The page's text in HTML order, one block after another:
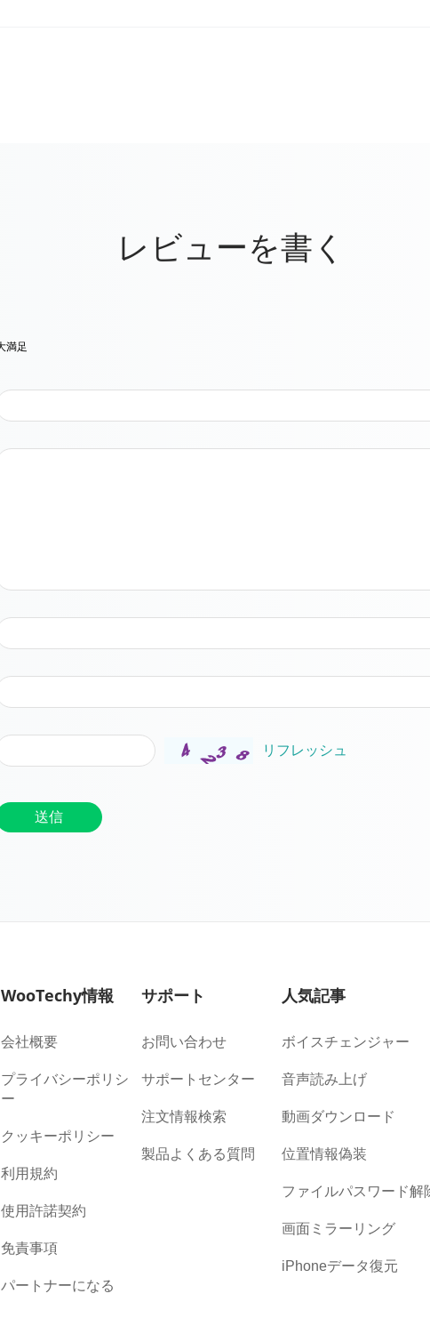
レビューを書く
リフレッシュ
送信
WooTechy情報
会社概要
プライバシーポリシ
ー
クッキーポリシー
利用規約
使用許諾契約
免責事項
パートナーになる
サポート
お問い合わせ
サポートセンター
注文情報検索
製品よくある質問
人気記事
ボイスチェンジャー
音声読み上げ
動画ダウンロード
位置情報偽装
ファイルパスワード解
画面ミラーリング
iPhoneデータ復元